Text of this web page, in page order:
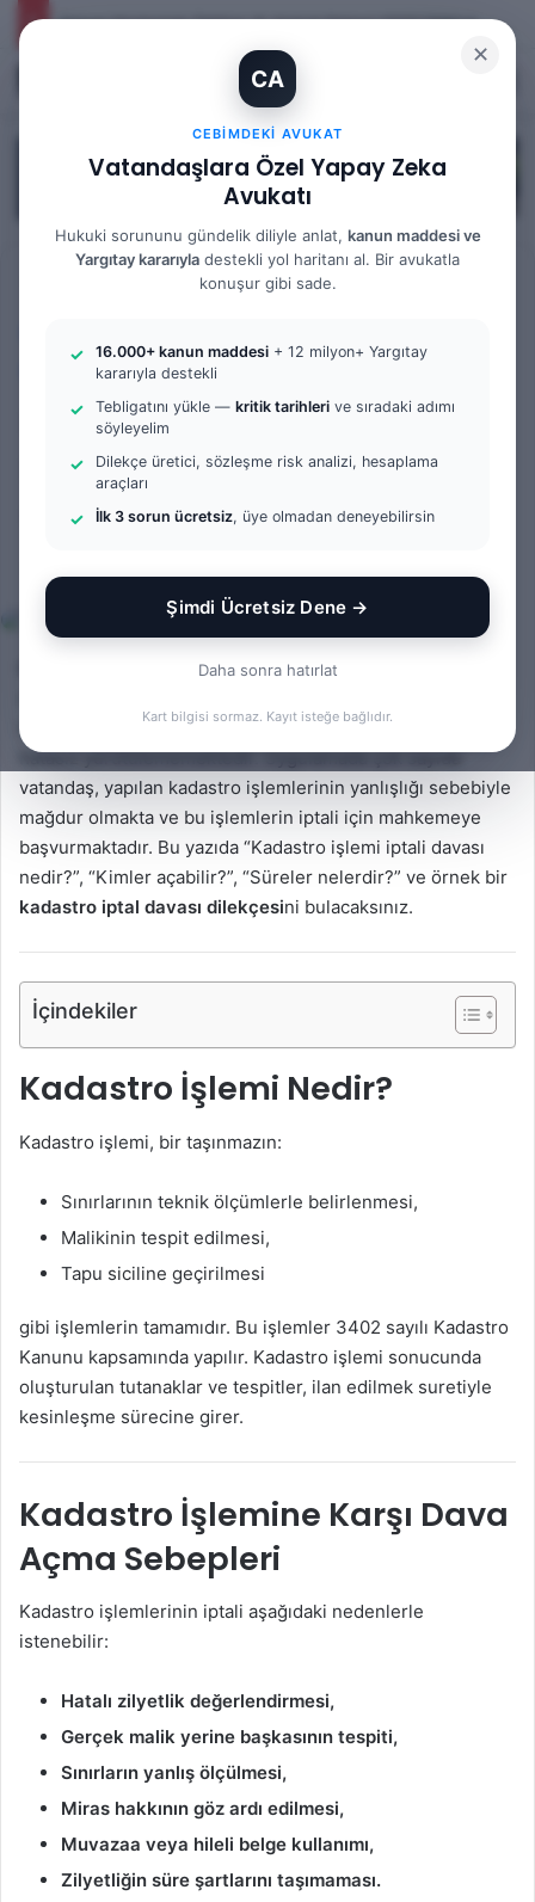
✕
CA
CEBIMDEKI AVUKAT
Vatandaşlara Özel Yapay Zeka
Avukatı
Hukuki sorununu gündelik diliyle anlat, kanun maddesi ve
Yargıtay kararıyla destekli yol haritanı al. Bir avukatla
konuşur gibi sade.
16.000+ kanun maddesi + 12 milyon+ Yargıtay
kararıyla destekli
Tebligatını yükle — kritik tarihleri ve sıradaki adımı
söyleyelim
Dilekçe üretici, sözleşme risk analizi, hesaplama
araçları
İlk 3 sorun ücretsiz, üye olmadan deneyebilirsin
Şimdi Ücretsiz Dene →
Daha sonra hatırlat
Kart bilgisi sormaz. Kayıt isteğe bağlıdır.
İhtiyaç Nedeniyle Tahliye: 9. Hukuk Dairesi 2025/7083 K.
Tüm Yazılar
Örnek Dilekçe & Rehber
Kadastro İşlemi İptali
Davası Nedir? | Dilekçe
Örneği ve Hukuki Rehber
Kadastro işlemleri, taşınmazların sınırlarının, maliklerinin
teknik ve hukuki bir süreçtir. Ancak bu süreç her zaman
hatasız yürütülememektedir. Uygulamada çok sayıda
vatandaş, yapılan kadastro işlemlerinin yanlışlığı sebebiyle
mağdur olmakta ve bu işlemlerin iptali için mahkemeye
başvurmaktadır. Bu yazıda “Kadastro işlemi iptali davası
nedir?”, “Kimler açabilir?”, “Süreler nelerdir?” ve örnek bir
kadastro iptal davası dilekçesini bulacaksınız.
İçindekiler
Kadastro İşlemi Nedir?
Kadastro işlemi, bir taşınmazın:
Sınırlarının teknik ölçümlerle belirlenmesi,
Malikinin tespit edilmesi,
Tapu siciline geçirilmesi
gibi işlemlerin tamamıdır. Bu işlemler 3402 sayılı Kadastro
Kanunu kapsamında yapılır. Kadastro işlemi sonucunda
oluşturulan tutanaklar ve tespitler, ilan edilmek suretiyle
kesinleşme sürecine girer.
Kadastro İşlemine Karşı Dava
Açma Sebepleri
Kadastro işlemlerinin iptali aşağıdaki nedenlerle
istenebilir:
Hatalı zilyetlik değerlendirmesi,
Gerçek malik yerine başkasının tespiti,
Sınırların yanlış ölçülmesi,
Miras hakkının göz ardı edilmesi,
Muvazaa veya hileli belge kullanımı,
Zilyetliğin süre şartlarını taşımaması.